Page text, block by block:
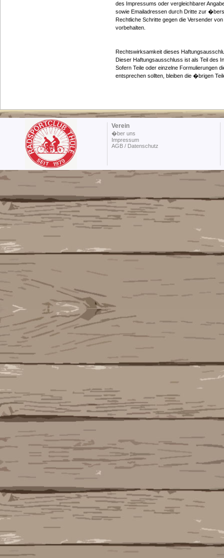
des Impressums oder vergleichbarer
sowie Emailadressen durch Dritte zur
Rechtliche Schritte gegen die Versender
vorbehalten.
Rechtswirksamkeit dieses
Dieser Haftungsausschluss ist als Teil des
Sofern Teile oder einzelne Formulierungen
entsprechen sollten, bleiben die �brigen
Verein
�ber uns
Impressum
AGB / Datenschutz